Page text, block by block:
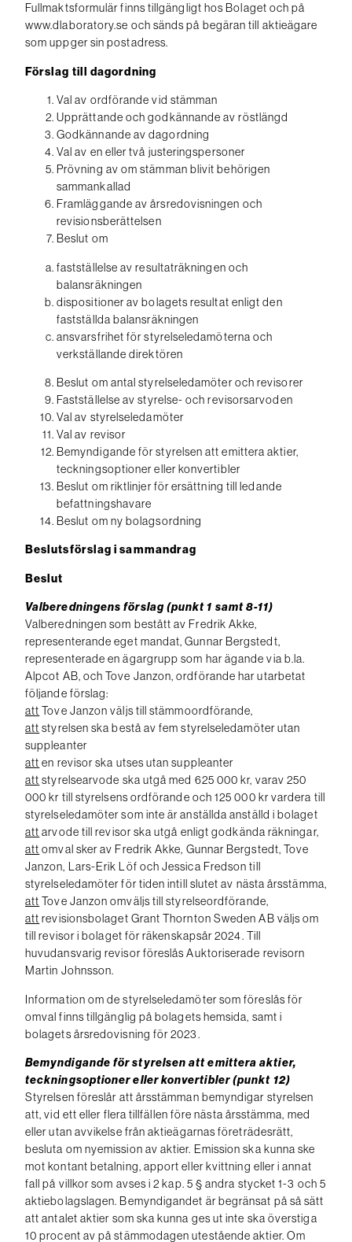
Fullmaktsformulär finns tillgängligt hos Bolaget och på
www.dlaboratory.se och sänds på begäran till aktieägare
som uppger sin postadress.
Förslag till dagordning
Val av ordförande vid stämman
Upprättande och godkännande av röstlängd
Godkännande av dagordning
Val av en eller två justeringspersoner
Prövning av om stämman blivit behörigen
sammankallad
Framläggande av årsredovisningen och
revisionsberättelsen
Beslut om
fastställelse av resultaträkningen och
balansräkningen
dispositioner av bolagets resultat enligt den
fastställda balansräkningen
ansvarsfrihet för styrelseledamöterna och
verkställande direktören
Beslut om antal styrelseledamöter och revisorer
Fastställelse av styrelse- och revisorsarvoden
Val av styrelseledamöter
Val av revisor
Bemyndigande för styrelsen att emittera aktier,
teckningsoptioner eller konvertibler
Beslut om riktlinjer för ersättning till ledande
befattningshavare
Beslut om ny bolagsordning
Beslutsförslag i sammandrag
Beslut
Valberedningens förslag (punkt 1 samt 8-11)
Valberedningen som bestått av Fredrik Akke,
representerande eget mandat, Gunnar Bergstedt,
representerade en ägargrupp som har ägande via b.la.
Alpcot AB, och Tove Janzon, ordförande har utarbetat
följande förslag:
att Tove Janzon väljs till stämmoordförande,
att styrelsen ska bestå av fem styrelseledamöter utan
suppleanter
att en revisor ska utses utan suppleanter
att styrelsearvode ska utgå med 625 000 kr, varav 250
000 kr till styrelsens ordförande och 125 000 kr vardera till
styrelseledamöter som inte är anställda anställd i bolaget
att arvode till revisor ska utgå enligt godkända räkningar,
att omval sker av Fredrik Akke, Gunnar Bergstedt, Tove
Janzon, Lars-Erik Löf och Jessica Fredson till
styrelseledamöter för tiden intill slutet av nästa årsstämma,
att Tove Janzon omväljs till styrelseordförande,
att revisionsbolaget Grant Thornton Sweden AB väljs om
till revisor i bolaget för räkenskapsår 2024. Till
huvudansvarig revisor föreslås Auktoriserade revisorn
Martin Johnsson.
Information om de styrelseledamöter som föreslås för
omval finns tillgänglig på bolagets hemsida, samt i
bolagets årsredovisning för 2023.
Bemyndigande för styrelsen att emittera aktier,
teckningsoptioner eller konvertibler (punkt 12)
Styrelsen föreslår att årsstämman bemyndigar styrelsen
att, vid ett eller flera tillfällen före nästa årsstämma, med
eller utan avvikelse från aktieägarnas företrädesrätt,
besluta om nyemission av aktier. Emission ska kunna ske
mot kontant betalning, apport eller kvittning eller i annat
fall på villkor som avses i 2 kap. 5 § andra stycket 1-3 och 5
aktiebolagslagen. Bemyndigandet är begränsat på så sätt
att antalet aktier som ska kunna ges ut inte ska överstiga
10 procent av på stämmodagen utestående aktier. Om